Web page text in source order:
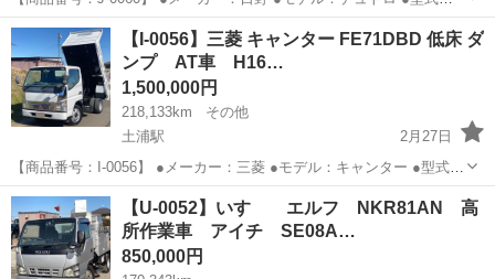
XZU354T ●走行距離：97821km ●最大積載量：2000kg ●初度登録年
月：平成22年9月 ●乗車定員：3人 ●原動機の型...
茨城 稲敷郡 その他 コボレーン
【I-0056】三菱 キャンター FE71DBD 低床 ダ
ンプ AT車 H16…
1,500,000円
218,133km
その他
土浦駅
2月27日
【商品番号：I-0056】 ●メーカー：三菱 ●モデル：キャンター ●型式：
FE71DBD ●走行距離：218,133km ●最大積載量：2000kg ●初度登録年
月：平成16年12月 ●乗車定員：3人 ●原...
茨城 稲敷郡 その他
【U-0052】いすゞ エルフ NKR81AN 高
所作業車 アイチ SE08A…
850,000円